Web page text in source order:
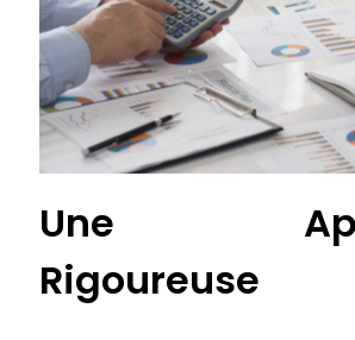
Une
Rigoureuse